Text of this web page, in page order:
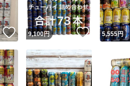
いいね！
9,100円 いいね！
5,555円